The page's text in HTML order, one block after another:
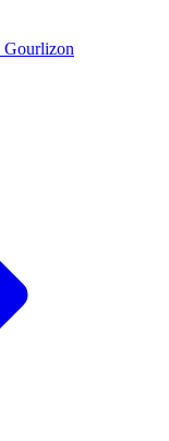
Gourlizon